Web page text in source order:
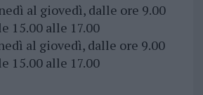
al giovedì, dalle ore 9.00
15.00 alle 17.00
al giovedì, dalle ore 9.00
15.00 alle 17.00